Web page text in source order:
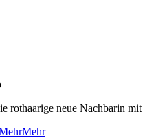
rothaarige neue Nachbarin
Mehr